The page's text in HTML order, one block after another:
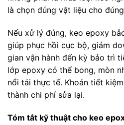
là chọn đúng vật liệu cho
Nếu xử lý đúng, keo epoxy
giúp phục hồi cục bộ, giảm
gian vận hành đến kỳ bảo trì
lớp epoxy có thể bong, mòn
nổi tải thực tế. Khoản tiết
thành chi phí sửa lại.
Tóm tắt kỹ thuật cho keo